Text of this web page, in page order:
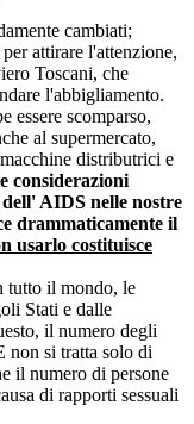
cambiati;
attirare l'attenzione,
Toscani, che
l'abbigliamento.
essere scomparso,
al supermercato,
distributrici e
considerazioni
AIDS nelle nostre
drammaticamente il
usarlo costituisce
tutto il mondo, le
Stati e dalle
il numero degli
non si tratta solo di
il numero di persone
di rapporti sessuali